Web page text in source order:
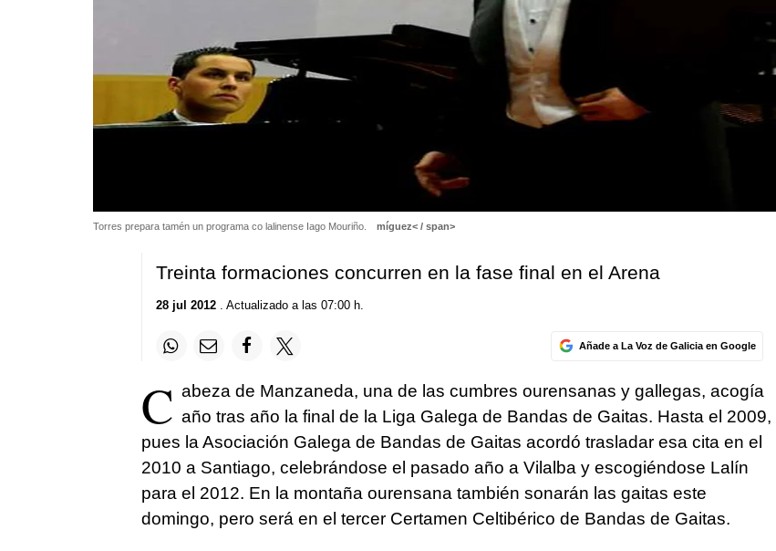
Torres prepara tamén un programa co lalinense Iago Mouriño. míguez< / span>
Treinta formaciones concurren en la fase final en el Arena
28 jul 2012. Actualizado a las 07:00 h.
Añade a La Voz de Galicia en Google
C abeza de Manzaneda, una de las cumbres ourensanas y gallegas, acogía
año tras año la final de la Liga Galega de Bandas de Gaitas. Hasta el 2009,
pues la Asociación Galega de Bandas de Gaitas acordó trasladar esa cita en el
2010 a Santiago, celebrándose el pasado año a Vilalba y escogiéndose Lalín
para el 2012. En la montaña ourensana también sonarán las gaitas este
domingo, pero será en el tercer Certamen Celtibérico de Bandas de Gaitas.